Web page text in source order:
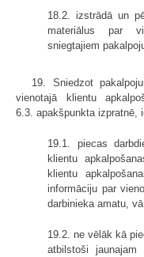
18.2. izstrādā un
materiālus par
sniegtajiem
19. Sniedzot
vienotajā klientu
6.3. apakšpunkta izpratnē,
19.1. piecas
klientu
klientu
informāciju par
darbinieka amatu,
19.2. ne vēlāk kā
atbilstoši jaunajam